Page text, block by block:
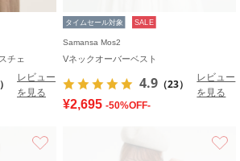
チェ
レビュー
を見る
タイムセール対象 SALE
Samansa Mos2
Vネックオーバーベスト
4.9 （23）
レビュー
を見る
¥2,695 -50%OFF-